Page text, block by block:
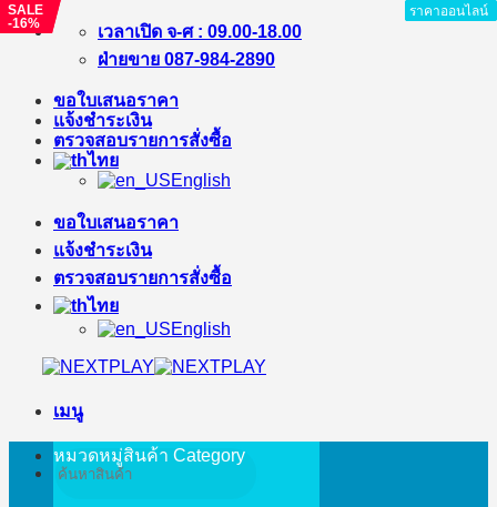
ข้าม
เนื้อหา
เวลาเปิด จ-ศ : 09.00-18.00
ฝ่ายขาย 087-984-2890
ขอใบเสนอราคา
แจ้งชำระเงิน
ตรวจสอบรายการสั่งซื้อ
ไทย
English
ขอใบเสนอราคา
แจ้งชำระเงิน
ตรวจสอบรายการสั่งซื้อ
ไทย
English
เมนู
ค้นหา:
หมวดหมู่สินค้า Category
SALE
-16%
ราคาออนไลน์
ราคาออนไลน์
ราคาออนไลน์
ราคาออนไลน์
SALE
-14%
ราคาออนไลน์